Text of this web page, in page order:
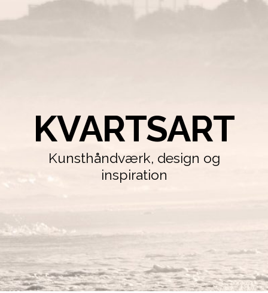
KVARTSART
Kunsthåndværk, design og
inspiration